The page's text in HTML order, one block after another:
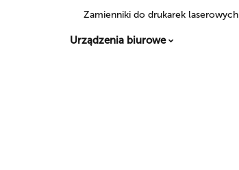
Zamienniki do drukarek laserowych
Urządzenia biurowe